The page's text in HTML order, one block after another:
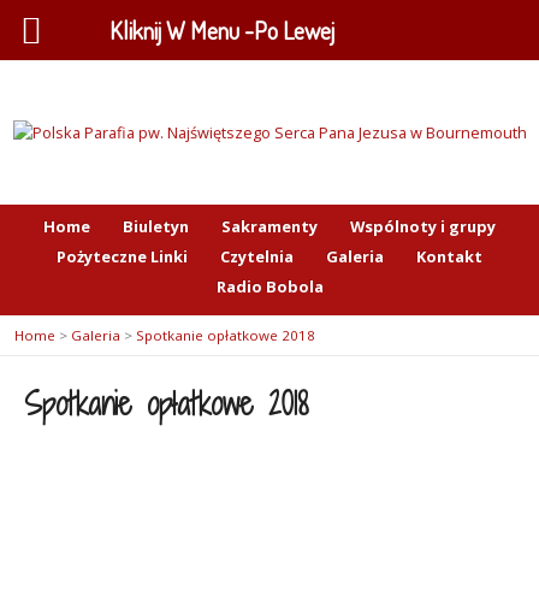
Home Biuletyn Sakramenty
Wspólnoty i grupy
Pożyteczne Linki
Czytelnia Galeria
Kontakt
Radio Bobola
Home > Galeria > Spotkanie opłatkowe 2018
Spotkanie opłatkowe 2018
Kliknij W Menu -Po Lewej